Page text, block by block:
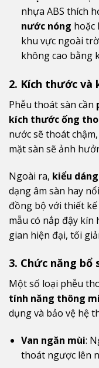
nhựa ABS thích
nước nóng hoặc
khu vực ngoài
không cao bằng
2. Kích thước và
Phễu thoát sàn cần
kích thước ống
nước sẽ thoát
mặt sàn sẽ ảnh
Ngoài ra, kiểu dáng
dạng âm sàn hay
đồng bộ với thiết
mẫu có nắp đậy kín
gian hiện đại, tối
3. Chức năng bổ
Một số loại phễu
tính năng thông
dụng và bảo vệ hệ
Van ngăn mùi:
thoát ngược lên